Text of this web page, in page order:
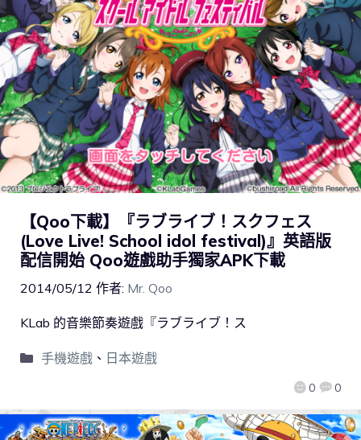
【Qoo下載】『ラブライブ！スクフェス
(Love Live! School idol festival)』英語版
配信開始 Qoo遊戲助手獨家APK下載
2014/05/12 作者: Mr. Qoo
0 0
KLab 的音樂節奏遊戲『ラブライブ！ス
手機遊戲、 日本遊戲